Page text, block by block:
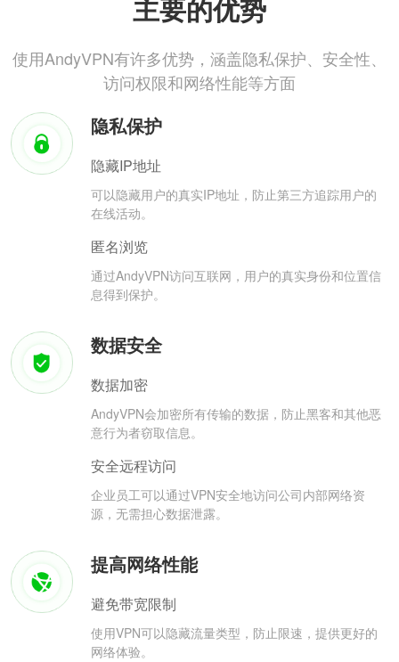
主要的优势
使用AndyVPN有许多优势，涵盖隐私保护、安全性、
访问权限和网络性能等方面
隐私保护
隐藏IP地址
可以隐藏用户的真实IP地址，防止第三方追踪用户的
在线活动。
匿名浏览
通过AndyVPN访问互联网，用户的真实身份和位置信
息得到保护。
数据安全
数据加密
AndyVPN会加密所有传输的数据，防止黑客和其他恶
意行为者窃取信息。
安全远程访问
企业员工可以通过VPN安全地访问公司内部网络资
源，无需担心数据泄露。
提高网络性能
避免带宽限制
使用VPN可以隐藏流量类型，防止限速，提供更好的
网络体验。